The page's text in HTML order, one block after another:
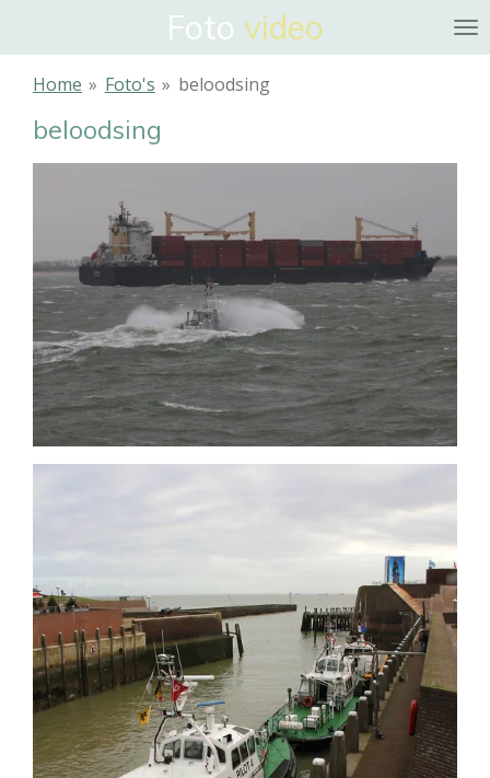
naar
hoofdinhoud
Foto video
Home » Foto's » beloodsing
beloodsing